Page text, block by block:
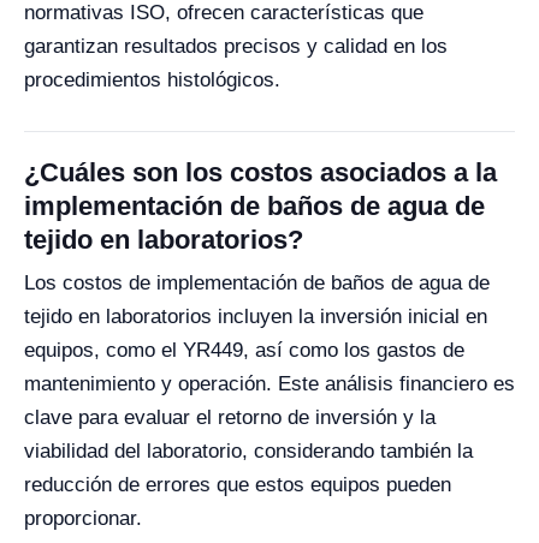
normativas ISO, ofrecen características que
garantizan resultados precisos y calidad en los
procedimientos histológicos.
¿Cuáles son los costos asociados a la
implementación de baños de agua de
tejido en laboratorios?
Los costos de implementación de baños de agua de
tejido en laboratorios incluyen la inversión inicial en
equipos, como el YR449, así como los gastos de
mantenimiento y operación. Este análisis financiero es
clave para evaluar el retorno de inversión y la
viabilidad del laboratorio, considerando también la
reducción de errores que estos equipos pueden
proporcionar.